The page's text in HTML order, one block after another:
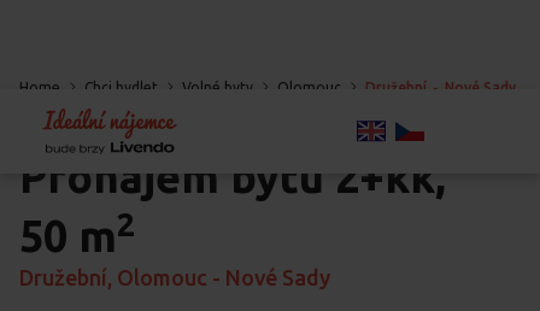
Home Chci bydlet Volné byty Olomouc Družební - Nové Sady
Olomouc
Pronájem bytu 2+kk,
50 m2
Družební, Olomouc - Nové Sady